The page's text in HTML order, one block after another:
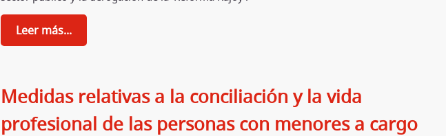
Leer más...
Medidas relativas a la conciliación y la vida
profesional de las personas con menores a cargo